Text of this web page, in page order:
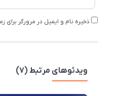
ذخیره نام و ایمیل در مرورگر
ویدئوهای مرتبط (7)